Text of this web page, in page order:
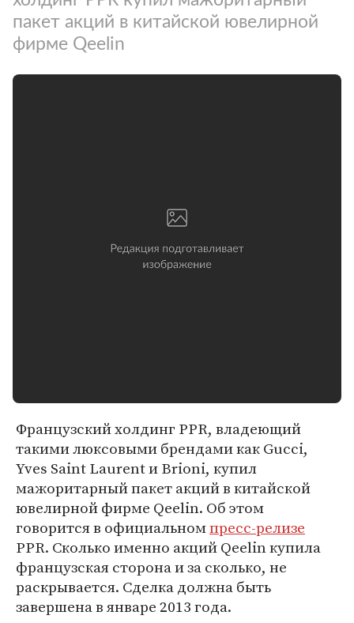
пакет акций в китайской ювелирной
фирме Qeelin
Французский холдинг PPR, владеющий
такими люксовыми брендами как Gucci,
Yves Saint Laurent и Brioni, купил
мажоритарный пакет акций в китайской
ювелирной фирме Qeelin. Об этом
говорится в официальномпресс-релизе
PPR. Сколько именно акций Qeelin купила
французская сторона и за сколько, не
раскрывается. Сделка должна быть
завершена в январе 2013 года.